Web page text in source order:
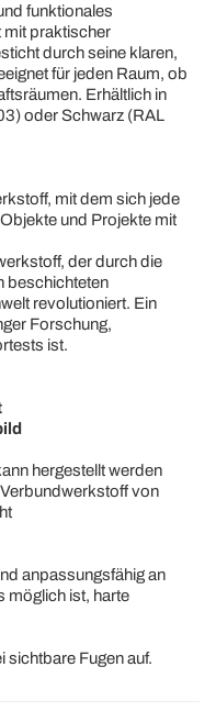
funktionales
praktischer
durch seine klaren,
für jeden Raum, ob
Erhältlich in
oder Schwarz (RAL
mit dem sich jede
und Projekte mit
der durch die
beschichteten
revolutioniert. Ein
Forschung,
ist.
hergestellt werden
von
anpassungsfähig an
möglich ist, harte
sichtbare Fugen auf.